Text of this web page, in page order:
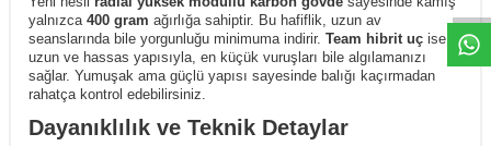
yalnızca 400 gram ağırlığa sahiptir. Bu hafiflik, uzun av
seanslarında bile yorgunluğu minimuma indirir. Team hibrit uç ise
uzun ve hassas yapısıyla, en küçük vuruşları bile algılamanızı
sağlar. Yumuşak ama güçlü yapısı sayesinde balığı kaçırmadan
rahatça kontrol edebilirsiniz.
Dayanıklılık ve Teknik Detaylar